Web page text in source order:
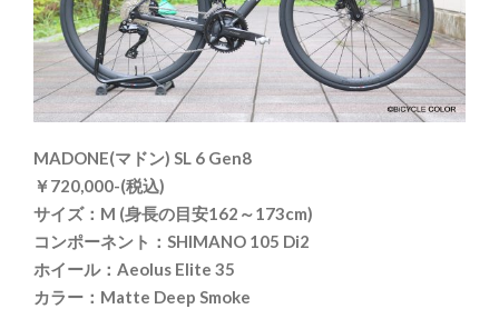
MADONE(マドン) SL 6 Gen8
￥720,000-(税込)
サイズ：M (身長の目安162～173cm)
コンポーネント：SHIMANO 105 Di2
ホイール：Aeolus Elite 35
カラー：Matte Deep Smoke